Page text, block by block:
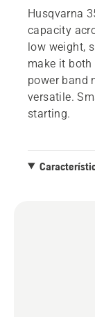
Husqvarna
capacity
low weight,
make it both
power band
versatile.
starting.